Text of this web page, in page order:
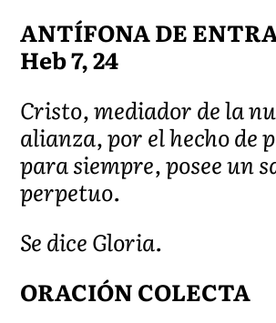
ANTÍFONA DE
Heb 7, 24
Cristo, mediador de la
alianza, por el hecho de
para siempre, posee un
perpetuo.
Se dice Gloria.
ORACIÓN COLECTA